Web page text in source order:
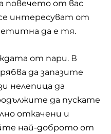
повечето от вас
интересуват от
да е тя.
от пари. В
да запазите
нелепица да
да пускате
откачени и
най-доброто от